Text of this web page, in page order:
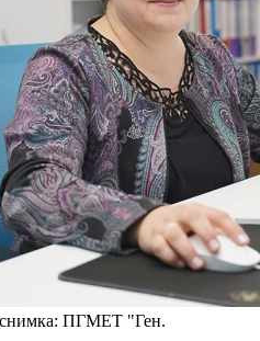
ПГМЕТ "Ген.